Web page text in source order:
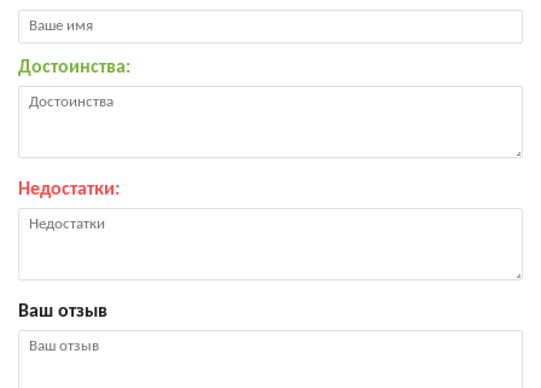
Достоинства:
Недостатки:
Ваш отзыв